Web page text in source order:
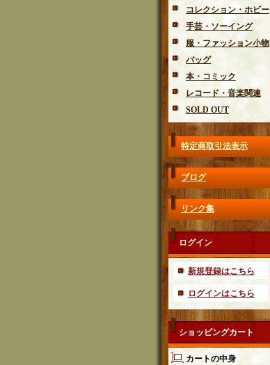
コレクション・ホビー
手芸・ソーイング
服・ファッション小物
バッグ
本・コミック
レコード・音楽関連
SOLD OUT
特定商取引法表示
ブログ
リンク集
ログイン
新規登録はこちら
ログインはこちら
ショッピングカート
カートの中身